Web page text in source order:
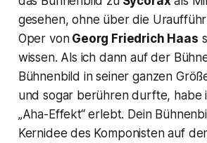
gesehen, ohne über die
Oper vonGeorg Friedrich Haas
wissen. Als ich dann auf der
Bühnenbild in seiner ganzen
und sogar berühren durfte, habe
„Aha-Effekt“ erlebt. Dein
Kernidee des Komponisten auf